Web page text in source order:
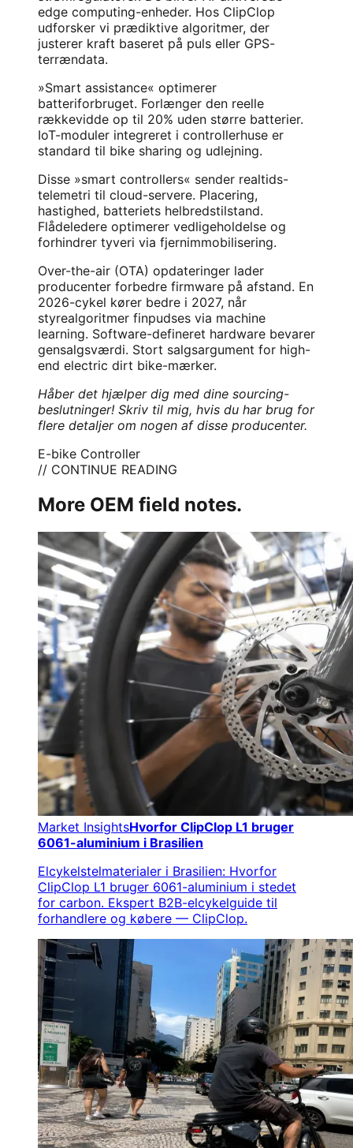
edge computing-enheder. Hos ClipClop
udforsker vi prædiktive algoritmer, der
justerer kraft baseret på puls eller GPS-
terrændata.
»Smart assistance« optimerer
batteriforbruget. Forlænger den reelle
rækkevidde op til 20% uden større batterier.
IoT-moduler integreret i controllerhuse er
standard til bike sharing og udlejning.
Disse »smart controllers« sender realtids-
telemetri til cloud-servere. Placering,
hastighed, batteriets helbredstilstand.
Flådeledere optimerer vedligeholdelse og
forhindrer tyveri via fjernimmobilisering.
Over-the-air (OTA) opdateringer lader
producenter forbedre firmware på afstand. En
2026-cykel kører bedre i 2027, når
styrealgoritmer finpudses via machine
learning. Software-defineret hardware bevarer
gensalgsværdi. Stort salgsargument for high-
end electric dirt bike-mærker.
Håber det hjælper dig med dine sourcing-
beslutninger! Skriv til mig, hvis du har brug for
flere detaljer om nogen af disse producenter.
E-bike Controller
// CONTINUE READING
More OEM field notes.
Market InsightsHvorfor ClipClop L1 bruger
6061-aluminium i Brasilien
Elcykelstelmaterialer i Brasilien: Hvorfor
ClipClop L1 bruger 6061-aluminium i stedet
for carbon. Ekspert B2B-elcykelguide til
forhandlere og købere — ClipClop.